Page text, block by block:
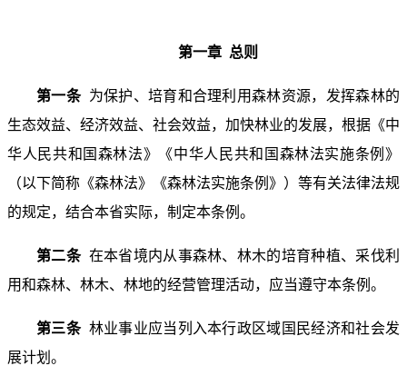
第一章 总则
第一条 为保护、培育和合理利用森林资源，发挥森林的
生态效益、经济效益、社会效益，加快林业的发展，根据《中
华人民共和国森林法》《中华人民共和国森林法实施条例 》
（以下简称《森林法》《森林法实施条例》）等有关法律法规
的规定，结合本省实际，制定本条例。
第二条 在本省境内从事森林、林木的培育种植、采伐利
用和森林、林木、林地的经营管理活动，应当遵守本条例。
第三条 林业事业应当列入本行政区域国民经济和社会发
展计划。